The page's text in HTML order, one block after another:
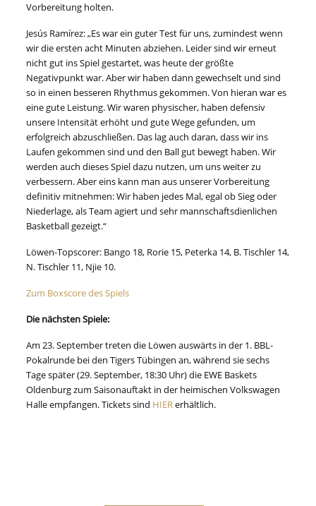
Vorbereitung holten.
Jesús Ramírez: „Es war ein guter Test für uns, zumindest wenn
wir die ersten acht Minuten abziehen. Leider sind wir erneut
nicht gut ins Spiel gestartet, was heute der größte
Negativpunkt war. Aber wir haben dann gewechselt und sind
so in einen besseren Rhythmus gekommen. Von hieran war es
eine gute Leistung. Wir waren physischer, haben defensiv
unsere Intensität erhöht und gute Wege gefunden, um
erfolgreich abzuschließen. Das lag auch daran, dass wir ins
Laufen gekommen sind und den Ball gut bewegt haben. Wir
werden auch dieses Spiel dazu nutzen, um uns weiter zu
verbessern. Aber eins kann man aus unserer Vorbereitung
definitiv mitnehmen: Wir haben jedes Mal, egal ob Sieg oder
Niederlage, als Team agiert und sehr mannschaftsdienlichen
Basketball gezeigt.“
Löwen-Topscorer: Bango 18, Rorie 15, Peterka 14, B. Tischler 14,
N. Tischler 11, Njie 10.
Zum Boxscore des Spiels
Die nächsten Spiele:
Am 23. September treten die Löwen auswärts in der 1. BBL-
Pokalrunde bei den Tigers Tübingen an, während sie sechs
Tage später (29. September, 18:30 Uhr) die EWE Baskets
Oldenburg zum Saisonauftakt in der heimischen Volkswagen
Halle empfangen. Tickets sind HIERerhältlich.